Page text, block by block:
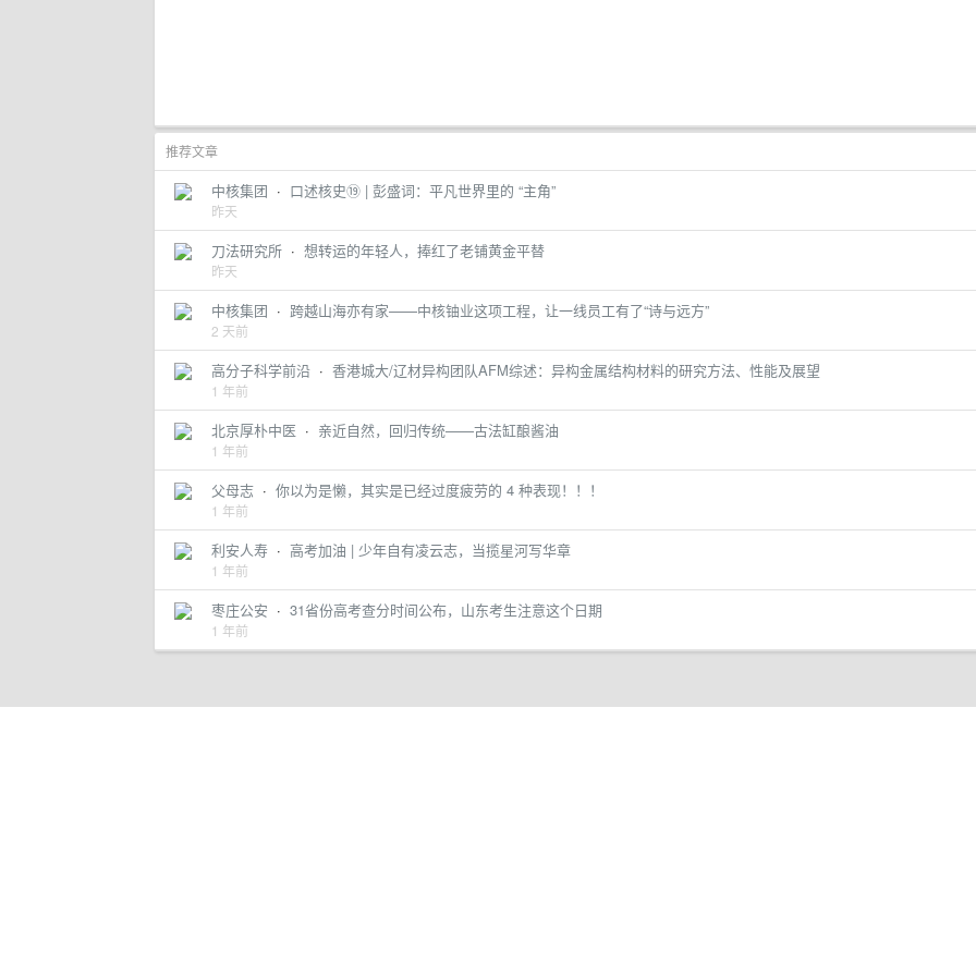
推荐文章
中核集团 · 口述核史⑲ | 彭盛词：平凡世界里的 “主角”
昨天
刀法研究所 · 想转运的年轻人，捧红了老铺黄金平替
昨天
中核集团 · 跨越山海亦有家——中核铀业这项工程，让一线员工有了“诗与远方”
2 天前
高分子科学前沿 · 香港城大/辽材异构团队AFM综述：异构金属结构材料的研究方法、性能及展望
1 年前
北京厚朴中医 · 亲近自然，回归传统——古法缸酿酱油
1 年前
父母志 · 你以为是懒，其实是已经过度疲劳的 4 种表现！！！
1 年前
利安人寿 · 高考加油 | 少年自有凌云志，当揽星河写华章
1 年前
枣庄公安 · 31省份高考查分时间公布，山东考生注意这个日期
1 年前